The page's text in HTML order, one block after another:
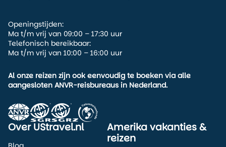
Openingstijden:
Ma t/m vrij van 09:00 – 17:30 uur
Telefonisch bereikbaar:
Ma t/m vrij van 10:00 – 16:00 uur
Al onze reizen zijn ook eenvoudig te boeken via alle
aangesloten ANVR-reisbureaus in Nederland.
Over UStravel.nl
Amerika vakanties &
reizen